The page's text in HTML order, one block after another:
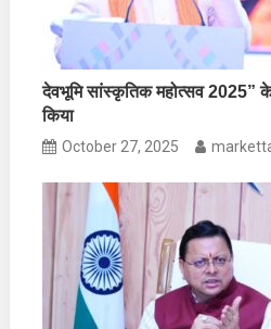
देवभूमि सांस्कृतिक महोत्सव 2025” के
किया
October 27, 2025